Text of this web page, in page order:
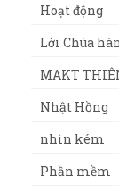
Hoạt động
Lời Chúa
MAKT
Nhật Hồng
nhìn kém
Phần mềm